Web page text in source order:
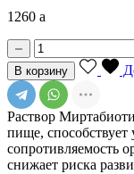
1260 a
В корзину
Раствор
пище,
сопротивляемость
снижает риска